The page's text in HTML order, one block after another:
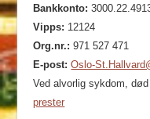
Bankkonto:
Vipps: 12124
Org.nr.: 971 527 471
E-post: Oslo-
Ved alvorlig sykdom,
prester